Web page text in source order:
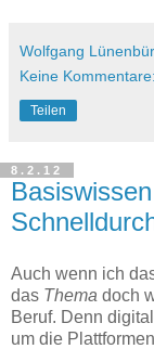
Wolfgang
Keine Kommentare:
Teilen
8.2.12
Auch wenn ich
das Thema doch
Beruf. Denn
um die